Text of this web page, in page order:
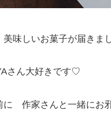
味しいお菓子が届きま
さん大好きです♡
に 作家さんと一緒にお